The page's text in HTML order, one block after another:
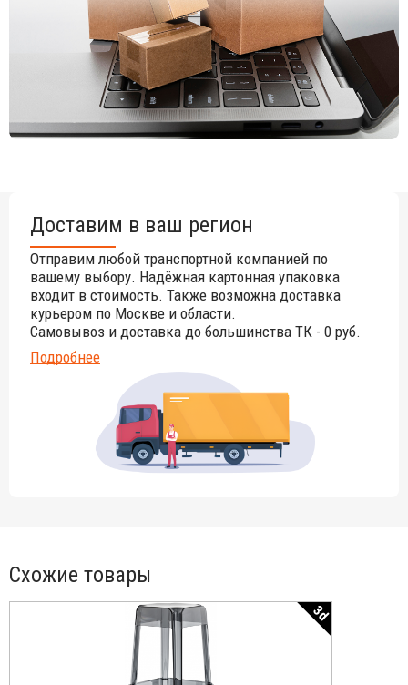
Доставим в ваш регион
Отправим любой транспортной компанией по
вашему выбору. Надёжная картонная упаковка
входит в стоимость. Также возможна доставка
курьером по Москве и области.
Самовывоз и доставка до большинства ТК - 0 руб.
Подробнее
Схожие товары
3d